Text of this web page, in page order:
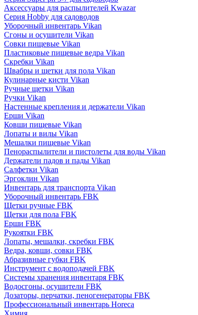
Аксессуары для распылителей Kwazar
Серия Hobby для садоводов
Уборочный инвентарь Vikan
Сгоны и осушители Vikan
Совки пищевые Vikan
Пластиковые пищевые ведра Vikan
Скребки Vikan
Швабры и щетки для пола Vikan
Кулинарные кисти Vikan
Ручные щетки Vikan
Ручки Vikan
Настенные крепления и держатели Vikan
Ерши Vikan
Ковши пищевые Vikan
Лопаты и вилы Vikan
Мешалки пищевые Vikan
Пенораспылители и пистолеты для воды Vikan
Держатели падов и пады Vikan
Салфетки Vikan
Эргоклин Vikan
Инвентарь для транспорта Vikan
Уборочный инвентарь FBK
Щетки ручные FBK
Щетки для пола FBK
Ерши FBK
Рукоятки FBK
Лопаты, мешалки, скребки FBK
Ведра, ковши, совки FBK
Абразивные губки FBK
Инструмент с водоподачей FBK
Системы хранения инвентаря FBK
Водосгоны, осушители FBK
Дозаторы, перчатки, пеногенераторы FBK
Профессиональный инвентарь Horeca
Химия